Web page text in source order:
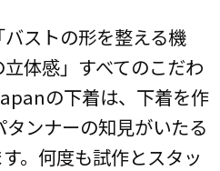
バストの形を整える機
体感」すべてのこだわ
の下着は、下着を作
ンナーの知見がいたる
。何度も試作とスタッ